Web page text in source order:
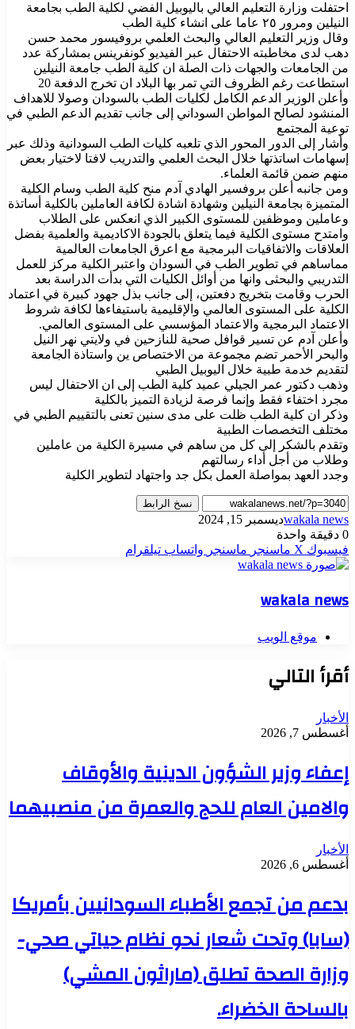
احتفلت وزارة التعليم العالي باليوبيل الفضي لكلية الطب بجامعة
النيلين ومرور ٢٥ عاما على انشاء كلية الطب
وقال وزير التعليم العالي والبحث العلمي بروفيسور محمد حسن
دهب لدى مخاطبته الاحتفال عبر الفيديو كونفرينس بمشاركة عدد
من الجامعات والجهات ذات الصلة ان كلية الطب جامعة النيلين
استطاعت رغم الظروف التي تمر بها البلاد ان تخرج الدفعة 20
وأعلن الوزير الدعم الكامل لكليات الطب بالسودان وصولا للاهداف
المنشود لصالح المواطن السوداني إلى جانب تقديم الدعم الطبي في
توعية المجتمع
وأشار إلى الدور المحور الذي تلعبه كليات الطب السودانية وذلك عبر
إسهامات اساتذتها خلال البحث العلمي والتدريب لافتا لاختيار بعض
منهم ضمن قائمة العلماء.
ومن جانبه أعلن بروفسير الهادي آدم منح كلية الطب وسام الكلية
المتميزة بجامعة النيلين وشهادة اشادة لكافة العاملين بالكلية أساتذة
وعاملين وموظفين للمستوى الكبير الذي انعكس على الطلاب
وامتدح مستوى الكلية فيما يتعلق بالجودة الاكاديمية والعلمية بفضل
العلاقات والاتفاقيات البرمجية مع اعرق الجامعات العالمية
مماساهم في تطوير الطب في السودان واعتبر الكلية مركز للعمل
التدريبي والبحثى وانها من أوائل الكليات التي بدأت الدراسة بعد
الحرب وقامت بتخريج دفعتين، إلى جانب بذل جهود كبيرة في اعتماد
الكلية على المستوى العالمي والإقليمية باستيفاءها لكافة شروط
الاعتماد البرمجية والاعتماد المؤسسي على المستوى العالمي.
وأعلن آدم عن تسير قوافل صحية للنازحين في ولايتي نهر النيل
والبحر الأحمر تضم مجموعة من الاختصاص ين واستاذة الجامعة
لتقديم خدمة طبية خلال اليوبيل الطبي
وذهب دكتور عمر الجيلي عميد كلية الطب إلى ان الاحتفال ليس
مجرد اختفاء فقط وإنما فرصة لزيادة التميز بالكلية
وذكر ان كلية الطب ظلت على مدى سنين تعنى بالتقييم الطبي في
مختلف التخصصات الطبية
وتقدم بالشكر إلى كل من ساهم في مسيرة الكلية من عاملين
وطلاب من أجل أداء رسالتهم
وجدد العهد بمواصلة العمل بكل جد واجتهاد لتطوير الكلية
نسخ الرابط
wakala newsديسمبر 15, 2024
0 دقيقة واحدة
فيسبوك ‫X ماسنجر ماسنجر واتساب تيلقرام
wakala news
موقع الويب
أقرأ التالي
الأخبار
أغسطس 7, 2026
إعفاء وزير الشؤون الدينية والأوقاف
والامين العام للحج والعمرة من منصبيهما
الأخبار
أغسطس 6, 2026
بدعم من تجمع الأطباء السودانيين بأمريكا
(سابا) وتحت شعار نحو نظام حياتي صحي-
وزارة الصحة تطلق (ماراثون المشي)
بالساحة الخضراء.